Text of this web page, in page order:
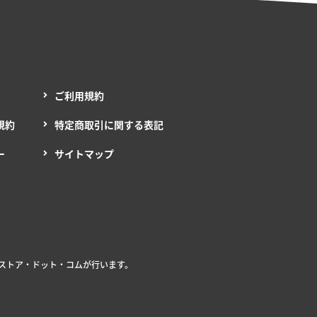
ご利用規約
約 特定商取引に関する表記
サイトマップ
ア・ドット・コムが行います。